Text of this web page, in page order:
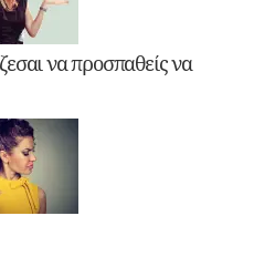
να προσπαθείς να